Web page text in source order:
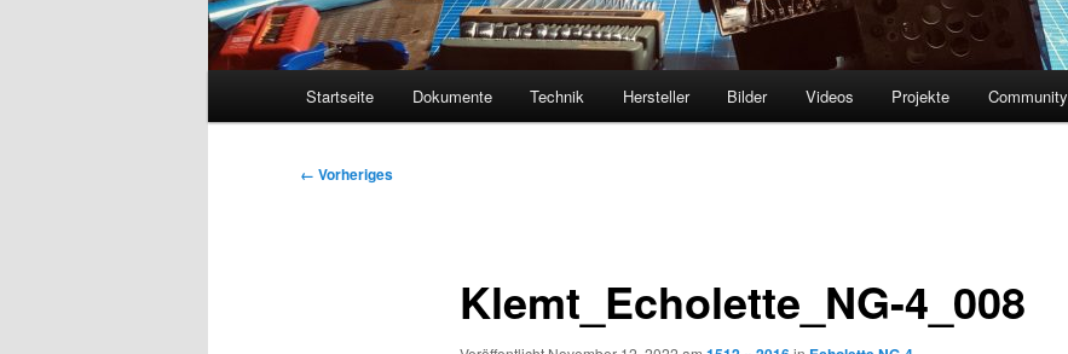
Startseite Dokumente Technik Hersteller Bilder Videos Projekte Community
Bilder-
← Vorheriges
Klemt_Echolette_NG-4_008